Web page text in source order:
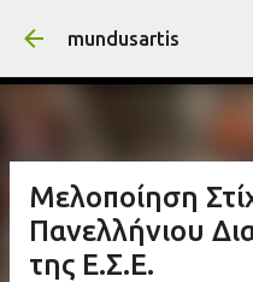
Μετάβαση στο
mundusartis
Μελοποίηση
Πανελλήνιου
της Ε.Σ.Ε.